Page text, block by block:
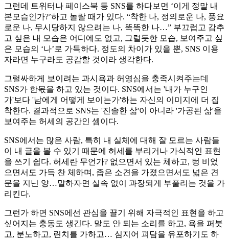
그런데 트위터나 페이스북 등 SNS를 하다보면 ‘이게 정말 내
본모습인가?’하고 놀랄 때가 있다. “착한 나, 정의로운 나, 풍요
로운 나, 무시당하지 않으려는 나, 똑똑한 나…” 부끄럽고 감추
고 싶은 내 모습은 어디에도 없고, 그럴듯한 모습, 보여주고 싶
은 모습의 ‘나’로 가득하다. 정도의 차이가 있을 뿐, SNS 이용
자라면 누구라도 공감할 것이라 생각한다.
그럴싸하게 보이려는 과시욕과 허영심을 충족시켜주는데
SNS가 한몫을 하고 있는 것이다. SNS에서는 '내가 누구인
가'보다 '남에게 어떻게 보이는가'하는 자신의 이미지에 더 집
착한다. 결과적으로 SNS는 '진솔한 삶'이 아니라 '가공된 삶'을
보여주는 허세의 공간인 셈이다.
SNS에서는 많은 사람, 특히 내 실체에 대해 잘 모르는 사람들
이 내 글을 볼 수 있기 때문에 허세를 부리거나 가식적인 표현
을 쓰기 쉽다. 허세란 무언가? 없으면서 있는 체하고, 텅 비었
으면서도 가득 찬 체하며, 좁은 소견을 가졌으면서도 넓은 견
문을 지닌 양…말하자면 실속 없이 과장되게 부풀리는 것을 가
리킨다.
그런가 하면 SNS에선 관심을 끌기 위해 자극적인 표현을 하고
싶어지는 충동도 생긴다. 말도 안 되는 소리를 하고, 욕을 퍼붓
고, 분노하고, 린치를 가하고… 심지어 괴담을 유포하기도 하